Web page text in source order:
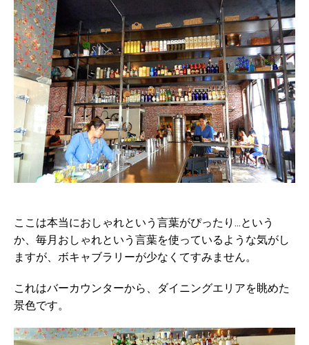
ここは本当におしゃれという言葉がぴったり...という
か、毎月おしゃれという言葉を使っているような気がし
ますが、ボキャブラリーが少なくてすみません。
これはバーカウンターから、ダイニングエリアを眺めた
景色です。